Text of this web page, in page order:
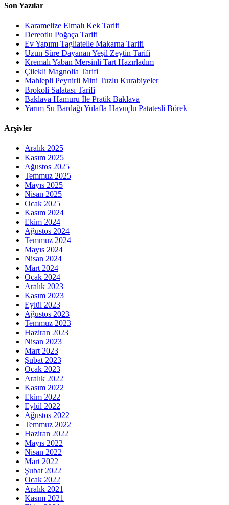
Son Yazılar
Karamelize Elmalı Kek Tarifi
Dereotlu Poğaça Tarifi
Ev Yapımı Tagliatelle Makarna Tarifi
Uzun Süre Dayanan Yeşil Zeytin Tarifi
Kremalı Yaban Mersinli Tart Hazırladım
Çilekli Magnolia Tarifi
Mahlepli Peynirli Mini Tuzlu Kurabiyeler
Brokoli Salatası Tarifi
Baklava Hamuru İle Pratik Baklava
Yarım Su Bardağı Yulafla Havuçlu Patatesli Börek
Arşivler
Aralık 2025
Kasım 2025
Ağustos 2025
Temmuz 2025
Mayıs 2025
Nisan 2025
Ocak 2025
Kasım 2024
Ekim 2024
Ağustos 2024
Temmuz 2024
Mayıs 2024
Nisan 2024
Mart 2024
Ocak 2024
Aralık 2023
Kasım 2023
Eylül 2023
Ağustos 2023
Temmuz 2023
Haziran 2023
Nisan 2023
Mart 2023
Şubat 2023
Ocak 2023
Aralık 2022
Kasım 2022
Ekim 2022
Eylül 2022
Ağustos 2022
Temmuz 2022
Haziran 2022
Mayıs 2022
Nisan 2022
Mart 2022
Şubat 2022
Ocak 2022
Aralık 2021
Kasım 2021